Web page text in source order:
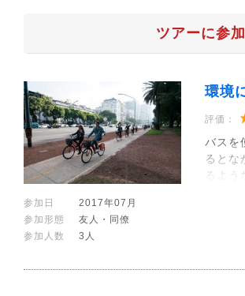
ツアーに参
環境
評価：
バスを
るとな
るよ
参加日
2017年07月
参加形態
友人・同僚
参加人数
3人